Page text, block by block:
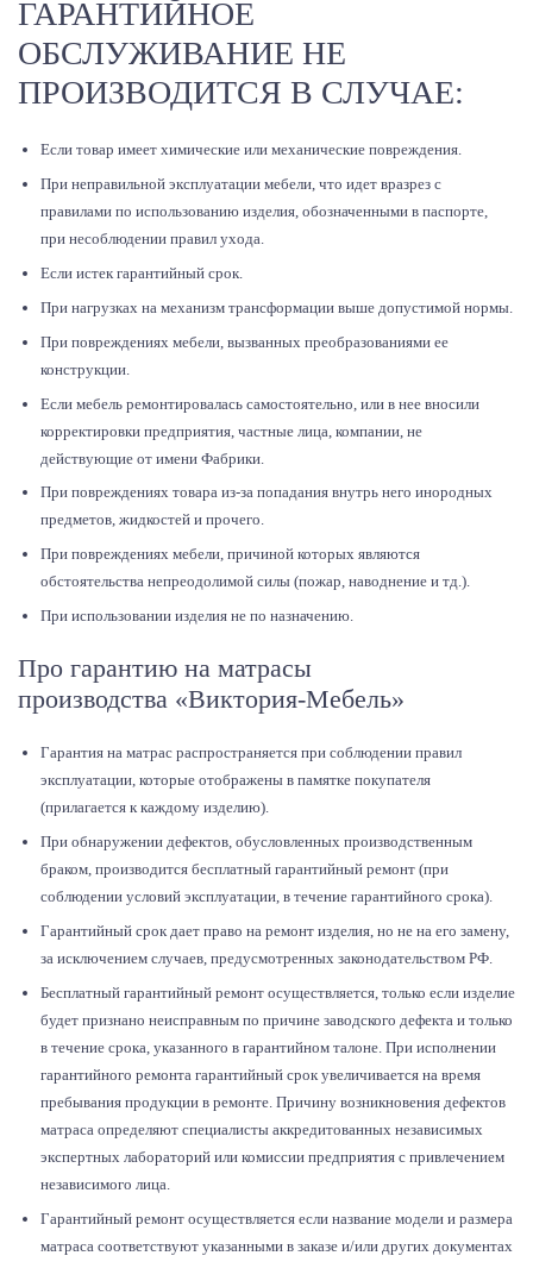
ГАРАНТИЙНОЕ
ОБСЛУЖИВАНИЕ НЕ
ПРОИЗВОДИТСЯ В СЛУЧАЕ:
Если товар имеет химические или механические повреждения.
При неправильной эксплуатации мебели, что идет вразрез с
правилами по использованию изделия, обозначенными в паспорте,
при несоблюдении правил ухода.
Если истек гарантийный срок.
При нагрузках на механизм трансформации выше допустимой нормы.
При повреждениях мебели, вызванных преобразованиями ее
конструкции.
Если мебель ремонтировалась самостоятельно, или в нее вносили
корректировки предприятия, частные лица, компании, не
действующие от имени Фабрики.
При повреждениях товара из-за попадания внутрь него инородных
предметов, жидкостей и прочего.
При повреждениях мебели, причиной которых являются
обстоятельства непреодолимой силы (пожар, наводнение и тд.).
При использовании изделия не по назначению.
Про гарантию на матрасы
производства «Виктория-Мебель»
Гарантия на матрас распространяется при соблюдении правил
эксплуатации, которые отображены в памятке покупателя
(прилагается к каждому изделию).
При обнаружении дефектов, обусловленных производственным
браком, производится бесплатный гарантийный ремонт (при
соблюдении условий эксплуатации, в течение гарантийного срока).
Гарантийный срок дает право на ремонт изделия, но не на его замену,
за исключением случаев, предусмотренных законодательством РФ.
Бесплатный гарантийный ремонт осуществляется, только если изделие
будет признано неисправным по причине заводского дефекта и только
в течение срока, указанного в гарантийном талоне. При исполнении
гарантийного ремонта гарантийный срок увеличивается на время
пребывания продукции в ремонте. Причину возникновения дефектов
матраса определяют специалисты аккредитованных независимых
экспертных лабораторий или комиссии предприятия с привлечением
независимого лица.
Гарантийный ремонт осуществляется если название модели и размера
матраса соответствуют указанными в заказе и/или других документах